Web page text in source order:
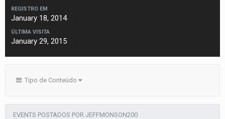
REGISTRO EM
January 18, 2014
ÚLTIMA VISITA
January 29, 2015
Tipo de Conteúdo
EVENTS POSTADOS POR JEFFMONSON200